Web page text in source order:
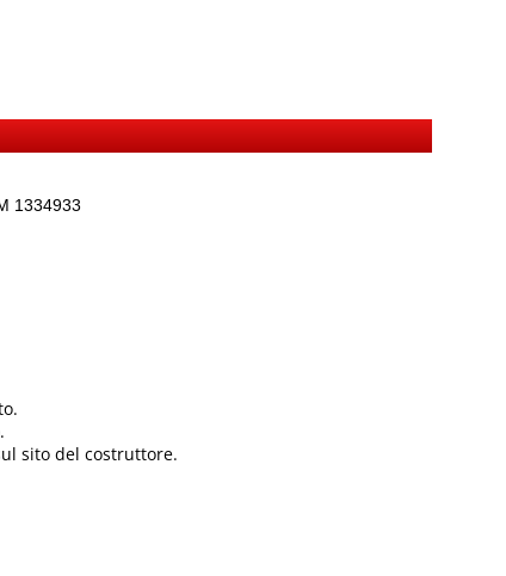
1334933
sito del costruttore.